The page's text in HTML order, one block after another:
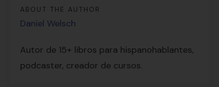
Lecciones por email...
¡GRATIS!
ABOUT THE AUTHOR
Daniel Welsch
Autor de 15+ libros para hispanohablantes,
podcaster, creador de cursos.